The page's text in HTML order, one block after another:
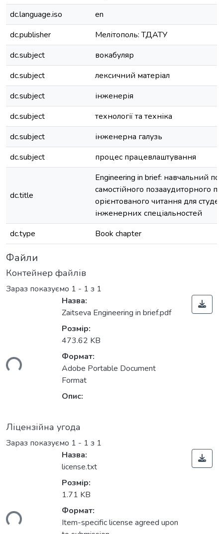
dc.language.iso
en
dc.publisher
Мелітополь: ТДАТУ
dc.subject
вокабуляр
dc.subject
лексичний матеріал
dc.subject
інженерія
dc.subject
технології та техніка
dc.subject
інженерна галузь
dc.subject
процес працевлаштування
dc.title
Engineering in brief: навчальний
самостійного позааудиторного
орієнтованого читання для
інженерних спеціальностей
dc.type
Book chapter
Файли
Контейнер файлів
Зараз показуємо 1 - 1 з 1
Назва:
Zaitseva Engineering in brief.pdf
Розмір:
473.62 KB
Формат:
Adobe Portable Document
Format
Опис:
Ліцензійна угода
Зараз показуємо 1 - 1 з 1
Назва:
license.txt
Розмір:
1.71 KB
Формат:
Item-specific license agreed upon